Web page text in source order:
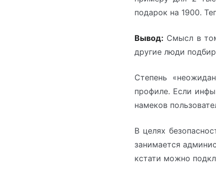
подарок на 1900.
Вывод: Смысл в
другие люди
Степень
профиле. Если
намеков
В целях
занимается
кстати можно